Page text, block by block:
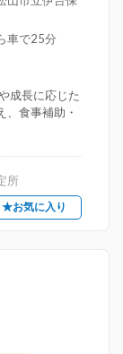
車で25分
成長に応じた
食事補助・
所
★お気に入り